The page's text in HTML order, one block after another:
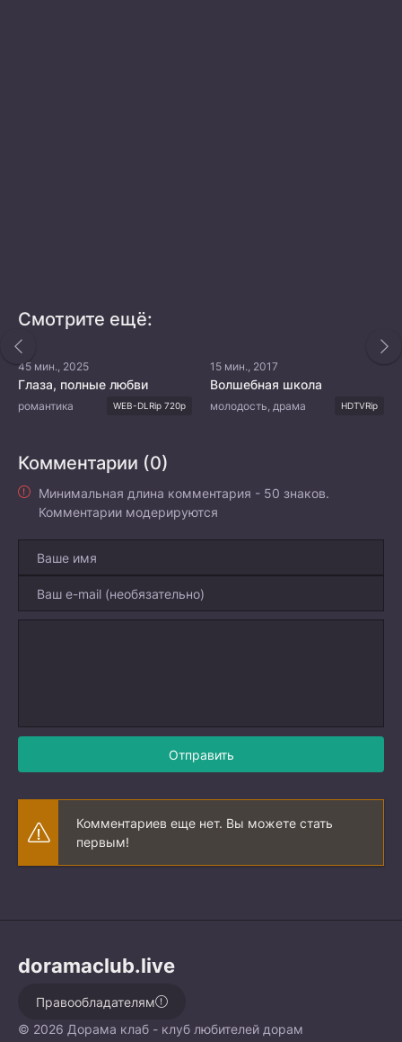
Смотрите ещё:
45 мин., 2025
Глаза, полные любви
романтика WEB-DLRip 720p
15 мин., 2017
Волшебная школа
молодость, драма HDTVRip
Комментарии (0)
Минимальная длина комментария - 50 знаков.
Комментарии модерируются
Отправить
Комментариев еще нет. Вы можете стать
первым!
doramaclub.live
Правообладателям
© 2026 Дорама клаб - клуб любителей дорам